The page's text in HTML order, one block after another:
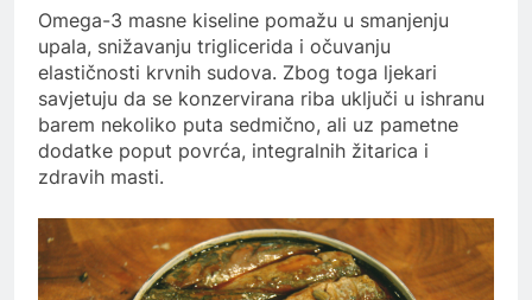
Omega-3 masne kiseline pomažu u smanjenju
upala, snižavanju triglicerida i očuvanju
elastičnosti krvnih sudova. Zbog toga ljekari
savjetuju da se konzervirana riba uključi u ishranu
barem nekoliko puta sedmično, ali uz pametne
dodatke poput povrća, integralnih žitarica i
zdravih masti.